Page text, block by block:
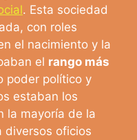
. Esta sociedad
con roles
el nacimiento y la
el rango más
poder político y
estaban los
la mayoría de la
diversos oficios